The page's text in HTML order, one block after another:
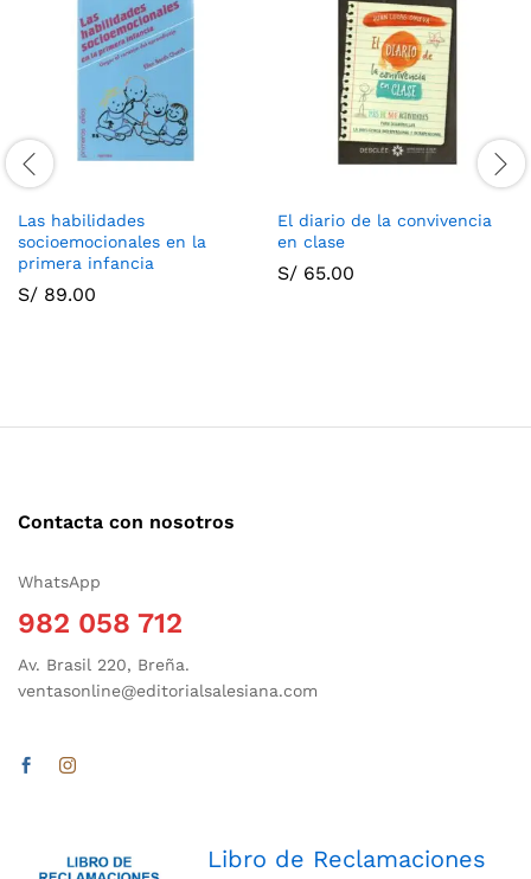
Las habilidades
socioemocionales en la
primera infancia
S/ 89.00
El diario de la convivencia
en clase
S/ 65.00
Contacta con nosotros
WhatsApp
982 058 712
Av. Brasil 220, Breña.
ventasonline@editorialsalesiana.com
Libro de Reclamaciones